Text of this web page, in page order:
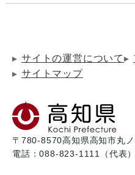
サイトの運営について
サイトマップ
〒780-8570高知県高知市丸
電話：088-823-1111（代表